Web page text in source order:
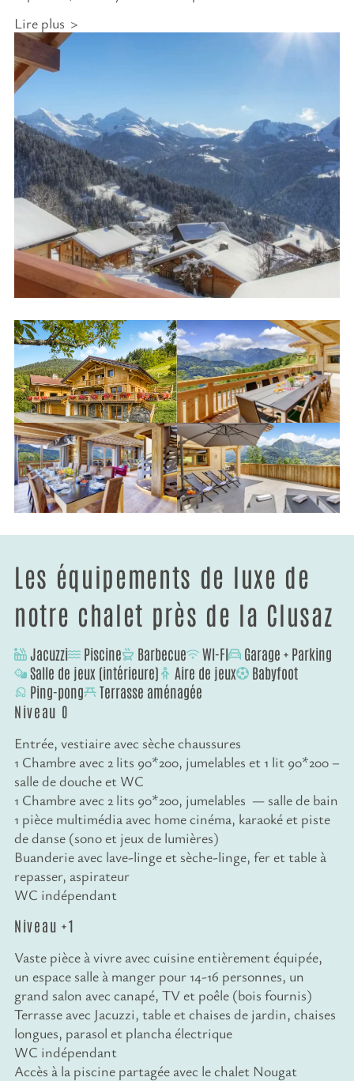
Lire plus
Les équipements de luxe de
notre chalet près de la Clusaz
Jacuzzi Piscine Barbecue WI-FI
Garage + Parking
Salle de jeux (intérieure)
Aire de jeux
Babyfoot
Ping-pong
Terrasse aménagée
Niveau 0
Entrée, vestiaire avec sèche chaussures
1 Chambre avec 2 lits 90*200, jumelables et 1 lit 90*200 –
salle de douche et WC
1 Chambre avec 2 lits 90*200, jumelables — salle de bain
1 pièce multimédia avec home cinéma, karaoké et piste
de danse (sono et jeux de lumières)
Buanderie avec lave-linge et sèche-linge, fer et table à
repasser, aspirateur
WC indépendant
Niveau +1
Vaste pièce à vivre avec cuisine entièrement équipée,
un espace salle à manger pour 14-16 personnes, un
grand salon avec canapé, TV et poêle (bois fournis)
Terrasse avec Jacuzzi, table et chaises de jardin, chaises
longues, parasol et plancha électrique
WC indépendant
Accès à la piscine partagée avec le chalet Nougat